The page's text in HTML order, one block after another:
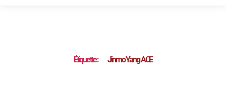
Étiquette : Jinmo Yang ACE